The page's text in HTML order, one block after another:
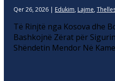
Qer 26, 2026 | Edukim, Lajme,
Të Rinjtë nga Kosova dhe
Bashkojnë Zërat për
Shëndetin Mendor Në